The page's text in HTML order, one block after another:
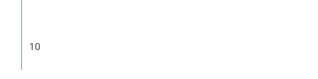
10